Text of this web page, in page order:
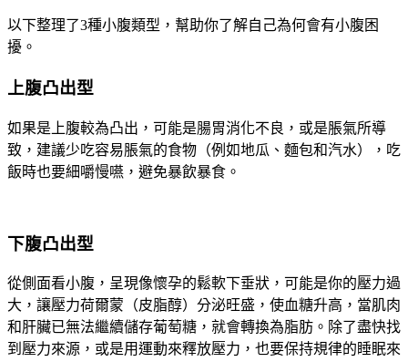
以下整理了3種小腹類型，幫助你了解自己為何會有小腹困
擾。
上腹凸出型
如果是上腹較為凸出，可能是腸胃消化不良，或是脹氣所導
致，建議少吃容易脹氣的食物（例如地瓜、麵包和汽水），吃
飯時也要細嚼慢嚥，避免暴飲暴食。
下腹凸出型
從側面看小腹，呈現像懷孕的鬆軟下垂狀，可能是你的壓力過
大，讓壓力荷爾蒙（皮脂醇）分泌旺盛，使血糖升高，當肌肉
和肝臟已無法繼續儲存葡萄糖，就會轉換為脂肪。除了盡快找
到壓力來源，或是用運動來釋放壓力，也要保持規律的睡眠來